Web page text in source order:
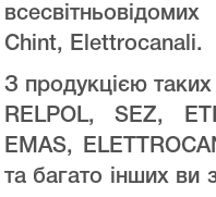
Chint, Elettrocanali.
З продукцією
RELPOL, SEZ,
EMAS,
та багато інших